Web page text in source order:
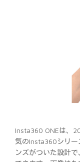
Insta360 ONEは、
気のInsta360シリー
ンズがついた設計